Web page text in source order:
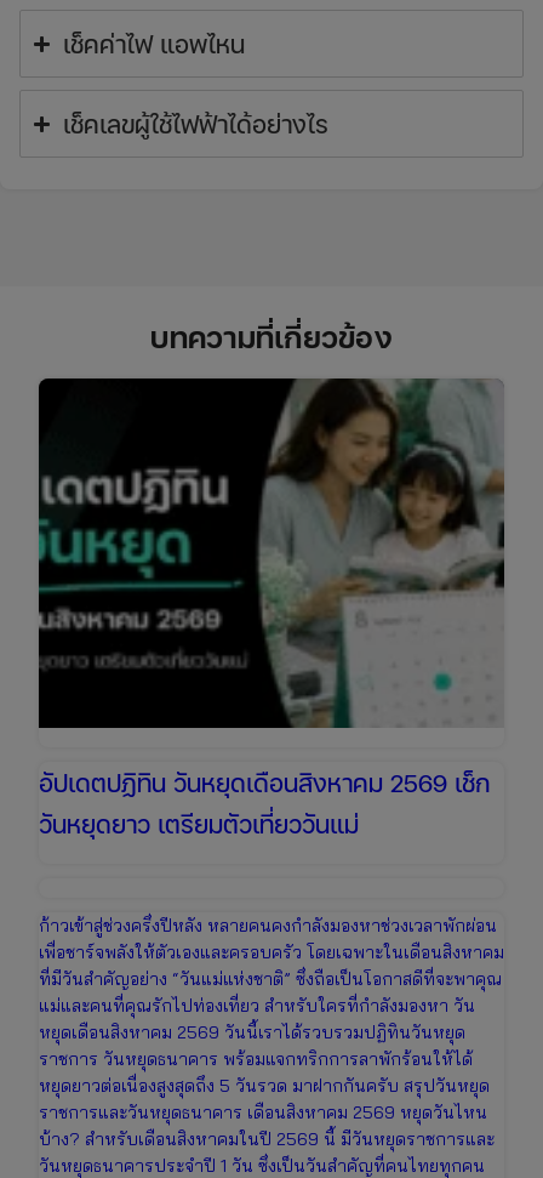
เช็คค่าไฟ แอพไหน
เช็คเลขผู้ใช้ไฟฟ้าได้อย่างไร
บทความที่เกี่ยวข้อง
อัปเดตปฏิทิน วันหยุดเดือนสิงหาคม 2569 เช็ก
วันหยุดยาว เตรียมตัวเที่ยววันแม่
ก้าวเข้าสู่ช่วงครึ่งปีหลัง หลายคนคงกำลังมองหาช่วงเวลาพักผ่อน
เพื่อชาร์จพลังให้ตัวเองและครอบครัว โดยเฉพาะในเดือนสิงหาคม
ที่มีวันสำคัญอย่าง “วันแม่แห่งชาติ” ซึ่งถือเป็นโอกาสดีที่จะพาคุณ
แม่และคนที่คุณรักไปท่องเที่ยว สำหรับใครที่กำลังมองหา วัน
หยุดเดือนสิงหาคม 2569 วันนี้เราได้รวบรวมปฏิทินวันหยุด
ราชการ วันหยุดธนาคาร พร้อมแจกทริกการลาพักร้อนให้ได้
หยุดยาวต่อเนื่องสูงสุดถึง 5 วันรวด มาฝากกันครับ สรุปวันหยุด
ราชการและวันหยุดธนาคาร เดือนสิงหาคม 2569 หยุดวันไหน
บ้าง? สำหรับเดือนสิงหาคมในปี 2569 นี้ มีวันหยุดราชการและ
วันหยุดธนาคารประจำปี 1 วัน ซึ่งเป็นวันสำคัญที่คนไทยทุกคน